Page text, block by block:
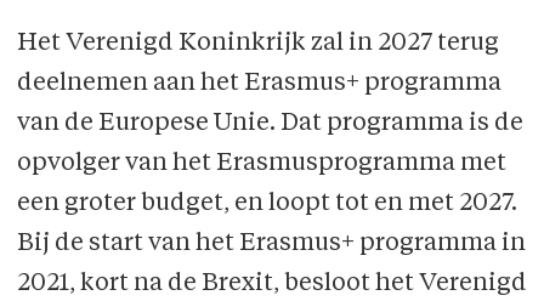
Het Verenigd Koninkrijk zal in 2027 terug
deelnemen aan het Erasmus+ programma
van de Europese Unie. Dat programma is de
opvolger van het Erasmus­programma met
een groter budget, en loopt tot en met 2027.
Bij de start van het Erasmus+ programma in
2021, kort na de Brexit, besloot het Verenigd